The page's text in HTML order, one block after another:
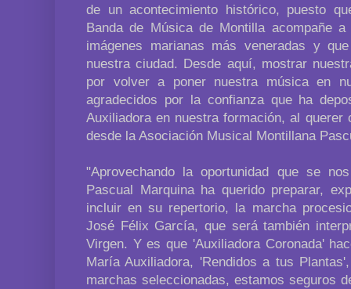
de un acontecimiento histórico, puesto
Banda de Música de Montilla acompañe
imágenes marianas más veneradas y
nuestra ciudad. Desde aquí, mostrar
por volver a poner nuestra música en
agradecidos por la confianza que ha
Auxiliadora en nuestra formación, al querer
desde la Asociación Musical Montillana
"Aprovechando la oportunidad que se
Pascual Marquina ha querido preparar,
incluir en su repertorio, la marcha
José Félix García, que será también
Virgen. Y es que 'Auxiliadora Coronada'
María Auxiliadora, 'Rendidos a tus
marchas seleccionadas, estamos seguros